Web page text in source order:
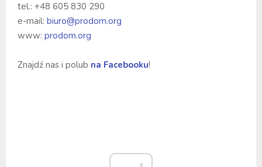
tel.: +48 605 830 290
e-mail: biuro@prodom.org
www: prodom.org
Znajdź nas i polub na Facebooku!